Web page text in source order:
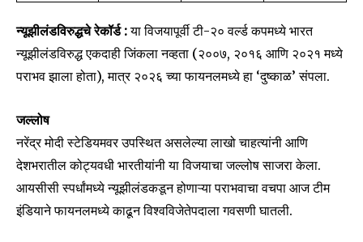
Join our community of
SUBSCRIBERS and be part of the
conversation.
To subscribe, simply enter your email address on our website
न्यूझीलंडविरुद्धचे रेकॉर्ड :या विजयापूर्वी टी-२० वर्ल्ड कपमध्ये भारत
न्यूझीलंडविरुद्ध एकदाही जिंकला नव्हता (२००७, २०१६ आणि २०२१ मध्ये
पराभव झाला होता), मात्र २०२६ च्या फायनलमध्ये हा ‘दुष्काळ’ संपला.
जल्लोष
नरेंद्र मोदी स्टेडियमवर उपस्थित असलेल्या लाखो चाहत्यांनी आणि
देशभरातील कोट्यवधी भारतीयांनी या विजयाचा जल्लोष साजरा केला.
आयसीसी स्पर्धांमध्ये न्यूझीलंडकडून होणाऱ्या पराभवाचा वचपा आज टीम
इंडियाने फायनलमध्ये काढून विश्वविजेतेपदाला गवसणी घातली.